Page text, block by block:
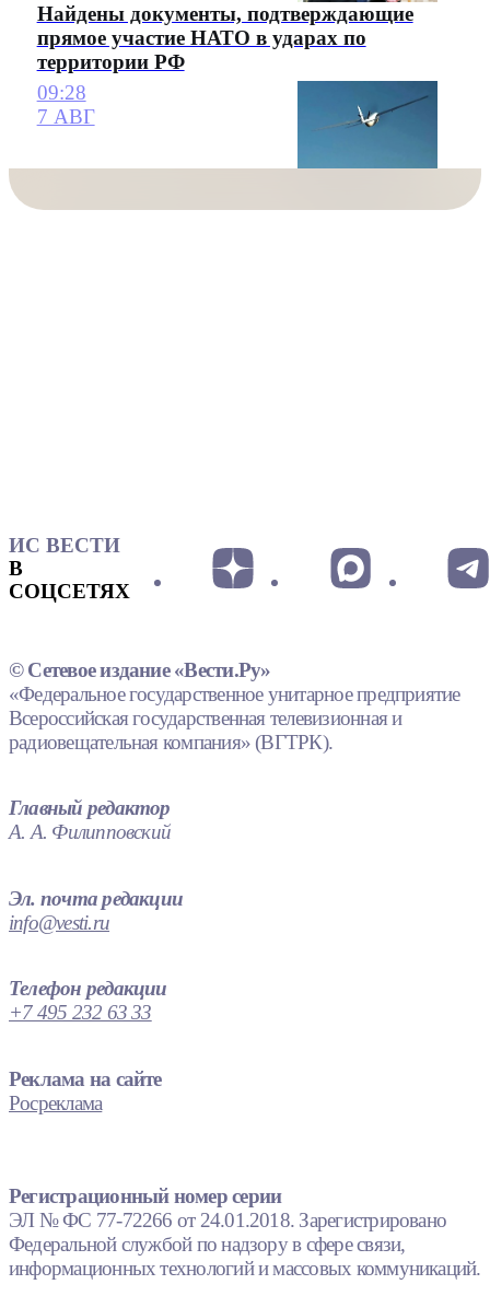
Найдены документы, подтверждающие
прямое участие НАТО в ударах по
территории РФ
09:28
7 АВГ
ИС ВЕСТИ
В
СОЦСЕТЯХ
© Сетевое издание «Вести.Ру»
«Федеральное государственное унитарное предприятие
Всероссийская государственная телевизионная и
радиовещательная компания» (ВГТРК).
Главный редактор
А. А. Филипповский
Эл. почта редакции
info@vesti.ru
Телефон редакции
+7 495 232 63 33
Реклама на сайте
Росреклама
Регистрационный номер серии
ЭЛ № ФС 77-72266 от 24.01.2018. Зарегистрировано
Федеральной службой по надзору в сфере связи,
информационных технологий и массовых коммуникаций.